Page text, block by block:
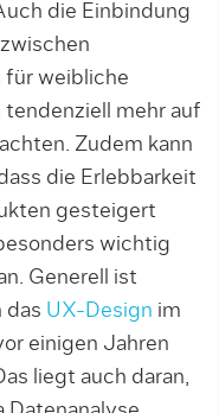
die Einbindung
für weibliche
mehr auf
Zudem kann
die Erlebbarkeit
gesteigert
wichtig
Generell ist
das UX-Design im
einigen Jahren
liegt auch daran,